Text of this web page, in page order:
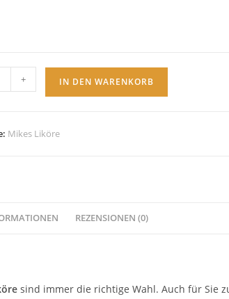
+ IN DEN WARENKORB
Mikes Liköre
REZENSIONEN (0)
sind immer die richtige Wahl. Auch für Sie